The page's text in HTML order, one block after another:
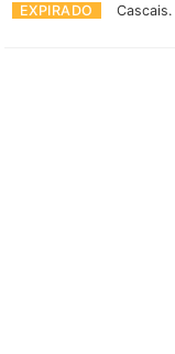
EXPIRADO Cascais.